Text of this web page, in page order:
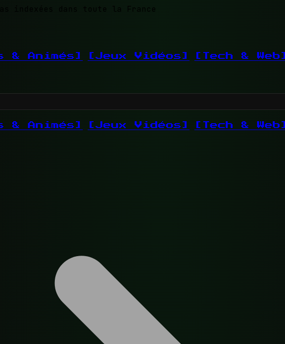
indexées dans toute la France
& Animés] [Jeux Vidéos] [Tech & Web]
& Animés] [Jeux Vidéos] [Tech & Web]